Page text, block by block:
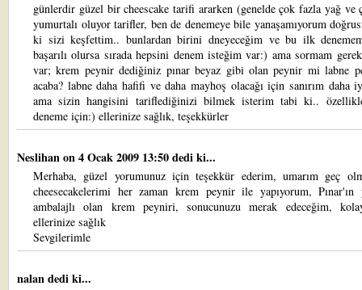
günlerdir güzel bir cheescake tarifi ararken (genelde çok fazla yağ ve
yumurtalı oluyor tarifler, ben de denemeye bile yanaşamıyorum
ki sizi keşfettim.. bunlardan birini dneyeceğim ve bu ilk
başarılı olursa sırada hepsini denem isteğim var:) ama sormam
var; krem peynir dediğiniz pınar beyaz gibi olan peynir mi labne
acaba? labne daha hafifi ve daha mayhoş olacağı için sanırım daha
ama sizin hangisini tariflediğinizi bilmek isterim tabi ki..
deneme için:) ellerinize sağlık, teşekkürler
Neslihanon 4 Ocak 2009 13:50 dedi ki...
Merhaba, güzel yorumunuz için teşekkür ederim, umarım geç
cheesecakelerimi her zaman krem peynir ile yapıyorum, Pınar'ın
ambalajlı olan krem peyniri, sonucunuzu merak edeceğim,
ellerinize sağlık
Sevgilerimle
nalan dedi ki...